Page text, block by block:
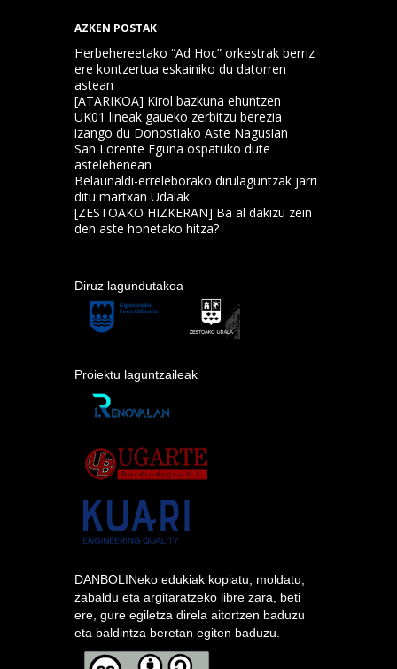
AZKEN POSTAK
Herbehereetako “Ad Hoc” orkestrak berriz
ere kontzertua eskainiko du datorren
astean
[ATARIKOA] Kirol bazkuna ehuntzen
UK01 lineak gaueko zerbitzu berezia
izango du Donostiako Aste Nagusian
San Lorente Eguna ospatuko dute
astelehenean
Belaunaldi-erreleborako dirulaguntzak jarri
ditu martxan Udalak
[ZESTOAKO HIZKERAN] Ba al dakizu zein
den aste honetako hitza?
Diruz lagundutakoa
Proiektu laguntzaileak
DANBOLINeko edukiak kopiatu, moldatu,
zabaldu eta argitaratzeko libre zara, beti
ere, gure egiletza direla aitortzen baduzu
eta baldintza beretan egiten baduzu.